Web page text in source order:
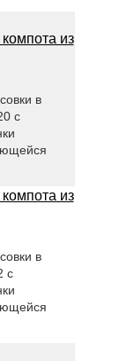
из
в
с
из
в
с